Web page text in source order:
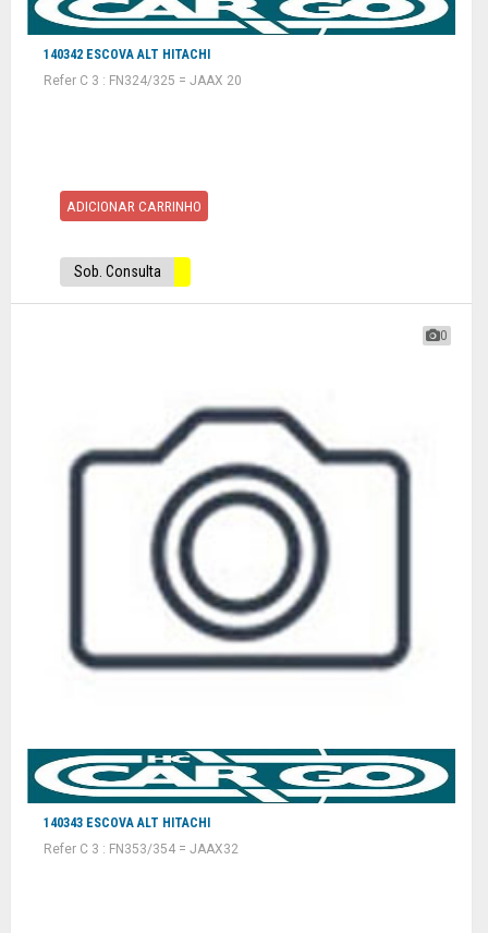
140342 ESCOVA ALT HITACHI
Refer C 3 : FN324/325 = JAAX 20
ADICIONAR CARRINHO
Sob. Consulta
0
140343 ESCOVA ALT HITACHI
Refer C 3 : FN353/354 = JAAX32